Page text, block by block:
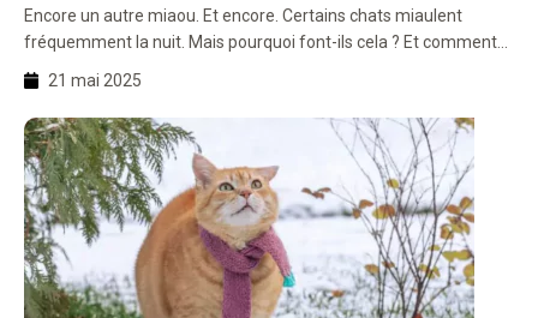
Encore un autre miaou. Et encore. Certains chats miaulent
fréquemment la nuit. Mais pourquoi font-ils cela ? Et comment
résoudre ce problème pour pouvoir dormir paisiblement à
nouveau ? Sur cette page, vous trouverez 6 raisons pour
lesquelles votre chat miaule la nuit. Et […]
21 mai 2025